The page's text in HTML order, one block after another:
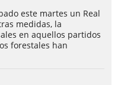
este martes un Real
medidas, la
en aquellos partidos
forestales han